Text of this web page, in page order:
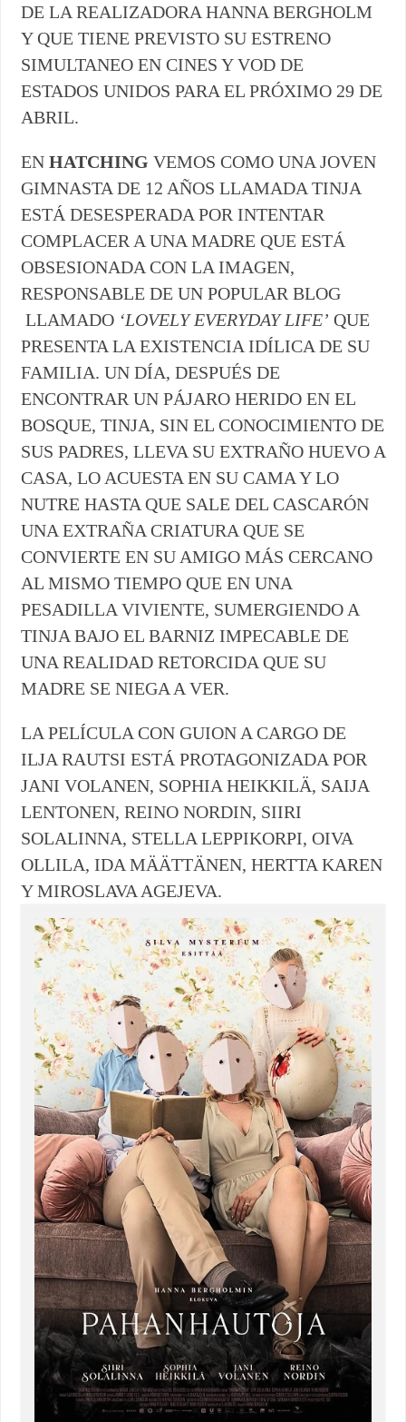
DE LA REALIZADORA HANNA BERGHOLM
Y QUE TIENE PREVISTO SU ESTRENO
SIMULTANEO EN CINES Y VOD DE
ESTADOS UNIDOS PARA EL PRÓXIMO 29 DE
ABRIL.
EN HATCHING VEMOS COMO UNA JOVEN
GIMNASTA DE 12 AÑOS LLAMADA TINJA
ESTÁ DESESPERADA POR INTENTAR
COMPLACER A UNA MADRE QUE ESTÁ
OBSESIONADA CON LA IMAGEN,
RESPONSABLE DE UN POPULAR BLOG
LLAMADO ‘LOVELY EVERYDAY LIFE’ QUE
PRESENTA LA EXISTENCIA IDÍLICA DE SU
FAMILIA. UN DÍA, DESPUÉS DE
ENCONTRAR UN PÁJARO HERIDO EN EL
BOSQUE, TINJA, SIN EL CONOCIMIENTO DE
SUS PADRES, LLEVA SU EXTRAÑO HUEVO A
CASA, LO ACUESTA EN SU CAMA Y LO
NUTRE HASTA QUE SALE DEL CASCARÓN
UNA EXTRAÑA CRIATURA QUE SE
CONVIERTE EN SU AMIGO MÁS CERCANO
AL MISMO TIEMPO QUE EN UNA
PESADILLA VIVIENTE, SUMERGIENDO A
TINJA BAJO EL BARNIZ IMPECABLE DE
UNA REALIDAD RETORCIDA QUE SU
MADRE SE NIEGA A VER.
LA PELÍCULA CON GUION A CARGO DE
ILJA RAUTSI ESTÁ PROTAGONIZADA POR
JANI VOLANEN, SOPHIA HEIKKILÄ, SAIJA
LENTONEN, REINO NORDIN, SIIRI
SOLALINNA, STELLA LEPPIKORPI, OIVA
OLLILA, IDA MÄÄTTÄNEN, HERTTA KAREN
Y MIROSLAVA AGEJEVA.